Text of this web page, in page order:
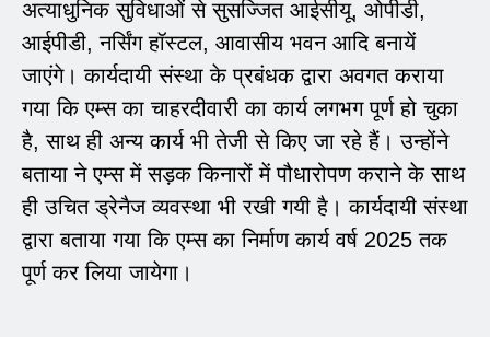
अत्याधुनिक सुविधाओं से सुसज्जित आईसीयू, ओपीडी,
आईपीडी, नर्सिंग हॉस्टल, आवासीय भवन आदि बनायें
जाएंगे। कार्यदायी संस्था के प्रबंधक द्वारा अवगत कराया
गया कि एम्स का चाहरदीवारी का कार्य लगभग पूर्ण हो चुका
है, साथ ही अन्य कार्य भी तेजी से किए जा रहे हैं। उन्होंने
बताया ने एम्स में सड़क किनारों में पौधारोपण कराने के साथ
ही उचित ड्रेनैज व्यवस्था भी रखी गयी है। कार्यदायी संस्था
द्वारा बताया गया कि एम्स का निर्माण कार्य वर्ष 2025 तक
पूर्ण कर लिया जायेगा।